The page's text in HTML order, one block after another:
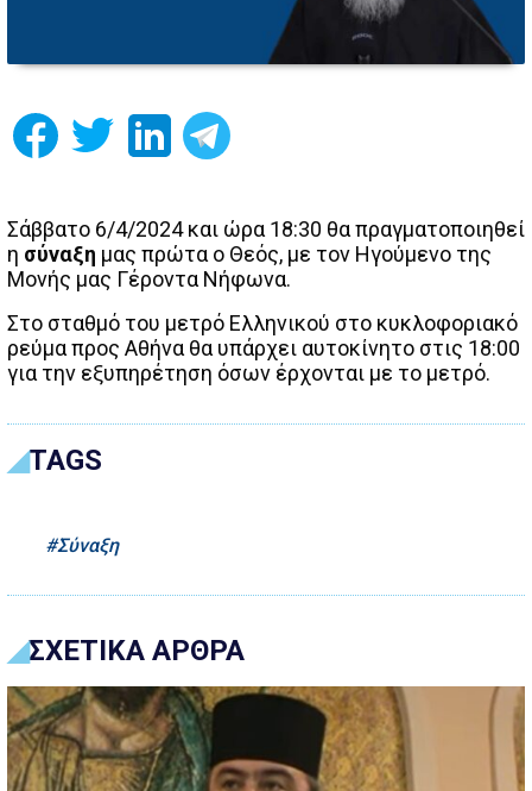
Σάββατο 6/4/2024 και ώρα 18:30 θα πραγματοποιηθεί
η σύναξη μας πρώτα ο Θεός, με τον Ηγούμενο της
Mονής μας Γέροντα Νήφωνα.
Στο σταθμό του μετρό Ελληνικού στο κυκλοφοριακό
ρεύμα προς Αθήνα θα υπάρχει αυτοκίνητο στις 18:00
για την εξυπηρέτηση όσων έρχονται με το μετρό.
TAGS
Σύναξη
ΣΧΕΤΙΚΑ ΑΡΘΡΑ